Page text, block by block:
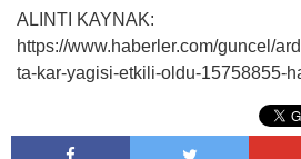
ALINTI KAYNAK:
https://www.haberler.com/guncel/
ta-kar-yagisi-etkili-oldu-15758855-